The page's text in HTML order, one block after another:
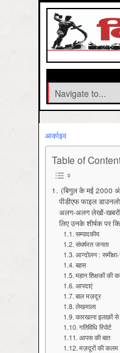
आर्काइव
Table of
(बिगुल के मई 2000
पीडीएफ फाइल
अलग-अलग लेखों-खबरों
लिए उनके शीर्षक पर
सम्पादकीय
संघर्षरत जनता
आन्दोलन : समीक्षा-
बहस
महान शिक्षकों की
आपदाएं
बाल मज़दूर
लेखमाला
कारखाना इलाक़ों से
गतिविधि रिपोर्ट
आपस की बात
मज़दूरों की